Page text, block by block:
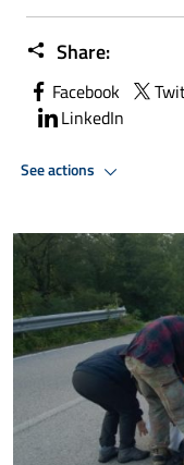
Share:
Facebook
LinkedIn
See actions